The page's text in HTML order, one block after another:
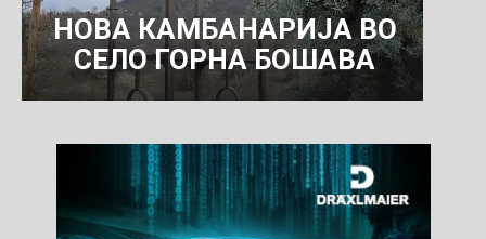
НОВА КАМБАНАРИЈА ВО
СЕЛО ГОРНА БОШАВА